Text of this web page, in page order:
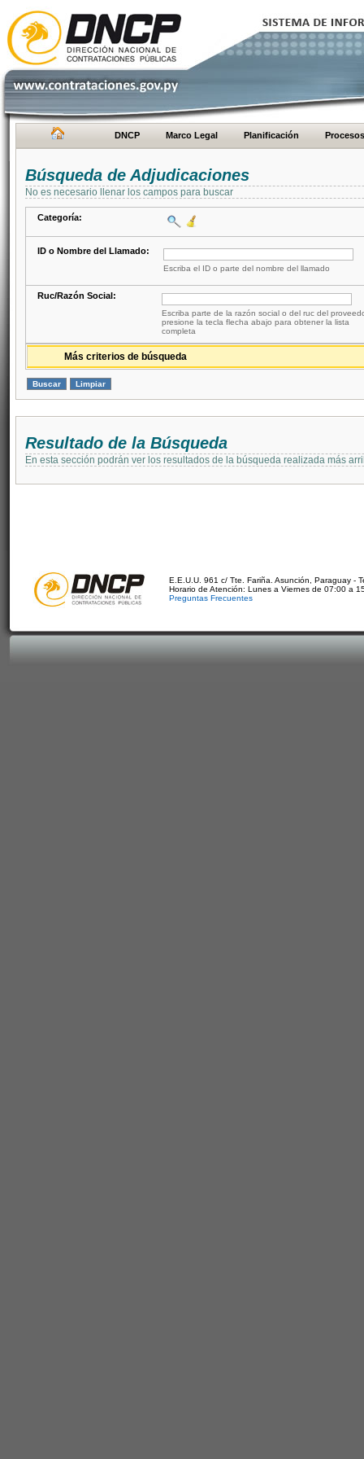
DNCP Marco Legal Planificación Procesos
Búsqueda de Adjudicaciones
No es necesario llenar los campos para buscar
Categoría:
ID o Nombre del Llamado:
Escriba el ID o parte del nombre del llamado
Ruc/Razón Social:
Escriba parte de la razón social o del ruc del
presione la tecla flecha abajo para obtener la lista
completa
Más criterios de búsqueda
Resultado de la Búsqueda
En esta sección podrán ver los resultados de la búsqueda realizada más
E.E.U.U. 961 c/ Tte. Fariña. Asunción, Paraguay -
Horario de Atención: Lunes a Viernes de 07:00 a
Preguntas Frecuentes